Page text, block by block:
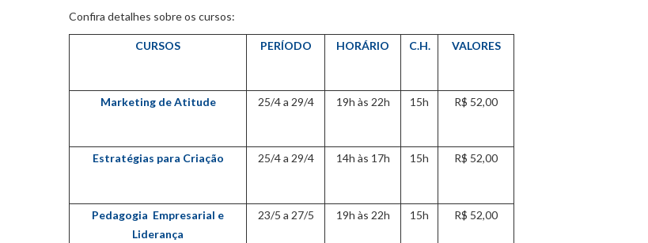
Confira detalhes sobre os cursos:
CURSOS PERÍODO HORÁRIO C.H. VALORES
Marketing de Atitude 25/4 a 29/4 19h às 22h 15h R$ 52,00
Estratégias para Criação 25/4 a 29/4 14h às 17h 15h R$ 52,00
Pedagogia Empresarial e
Liderança
23/5 a 27/5 19h às 22h 15h R$ 52,00